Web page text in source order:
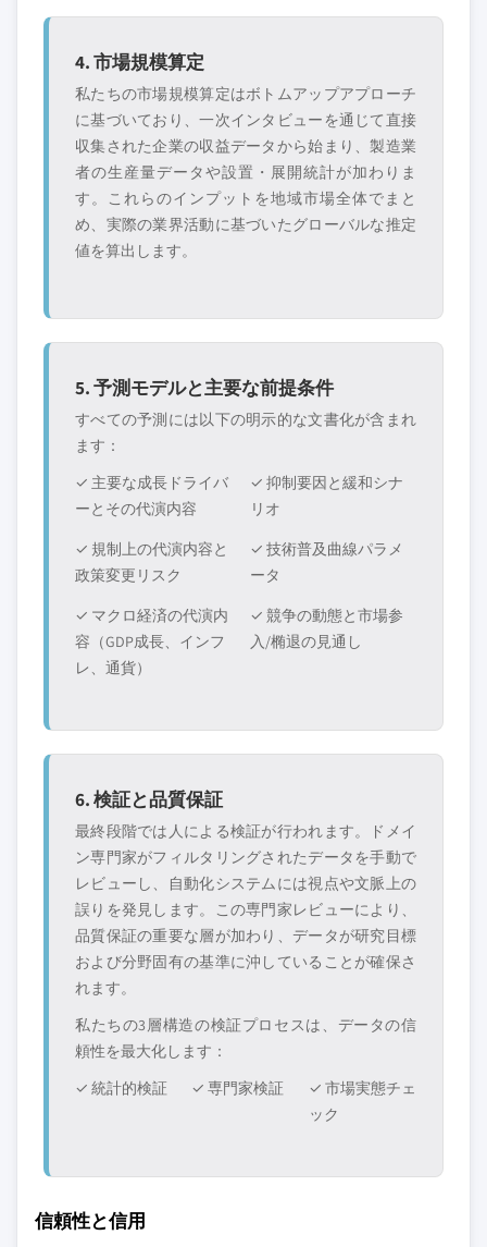
4. 市場規模算定
私たちの市場規模算定はボトムアップアプローチ
に基づいており、一次インタビューを通じて直接
収集された企業の収益データから始まり、製造業
者の生産量データや設置・展開統計が加わりま
す。これらのインプットを地域市場全体でまと
め、実際の業界活動に基づいたグローバルな推定
値を算出します。
5. 予測モデルと主要な前提条件
すべての予測には以下の明示的な文書化が含まれ
ます：
✓ 主要な成長ドライバ
ーとその代演内容
✓ 抑制要因と緩和シナ
リオ
✓ 規制上の代演内容と
政策変更リスク
✓ 技術普及曲線パラメ
ータ
✓ マクロ経済の代演内
容（GDP成長、インフ
レ、通貨）
✓ 競争の動態と市場参
入/椭退の見通し
6. 検証と品質保証
最終段階では人による検証が行われます。ドメイ
ン専門家がフィルタリングされたデータを手動で
レビューし、自動化システムには視点や文脈上の
誤りを発見します。この専門家レビューにより、
品質保証の重要な層が加わり、データが研究目標
および分野固有の基準に沖していることが確保さ
れます。
私たちの3層構造の検証プロセスは、データの信
頼性を最大化します：
✓ 統計的検証
✓ 専門家検証
✓ 市場実態チェ
ック
信頼性と信用